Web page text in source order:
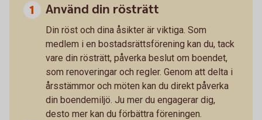
Använd din rösträtt
Din röst och dina åsikter är viktiga. Som
medlem i en bostadsrättsförening kan du, tack
vare din rösträtt, påverka beslut om boendet,
som renoveringar och regler. Genom att delta i
årsstämmor och möten kan du direkt påverka
din boendemiljö. Ju mer du engagerar dig,
desto mer kan du förbättra föreningen.